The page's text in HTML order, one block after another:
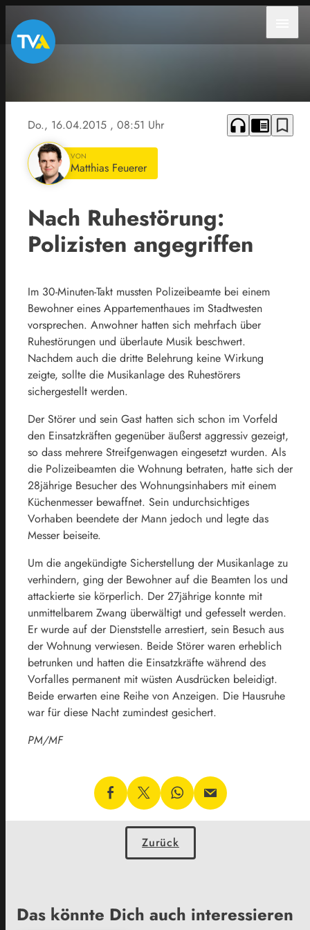
Do., 16.04.2015 , 08:51 Uhr headphones chrome_reader_mode bookmark_border
VON
Matthias Feuerer
Nach Ruhestörung:
Polizisten angegriffen
Im 30-Minuten-Takt mussten Polizeibeamte bei einem
Bewohner eines Appartementhaues im Stadtwesten
vorsprechen. Anwohner hatten sich mehrfach über
Ruhestörungen und überlaute Musik beschwert.
Nachdem auch die dritte Belehrung keine Wirkung
zeigte, sollte die Musikanlage des Ruhestörers
sichergestellt werden.
Der Störer und sein Gast hatten sich schon im Vorfeld
den Einsatzkräften gegenüber äußerst aggressiv gezeigt,
so dass mehrere Streifgenwagen eingesetzt wurden. Als
die Polizeibeamten die Wohnung betraten, hatte sich der
28jährige Besucher des Wohnungsinhabers mit einem
Küchenmesser bewaffnet. Sein undurchsichtiges
Vorhaben beendete der Mann jedoch und legte das
Messer beiseite.
Um die angekündigte Sicherstellung der Musikanlage zu
verhindern, ging der Bewohner auf die Beamten los und
attackierte sie körperlich. Der 27jährige konnte mit
unmittelbarem Zwang überwältigt und gefesselt werden.
Er wurde auf der Dienststelle arrestiert, sein Besuch aus
der Wohnung verwiesen. Beide Störer waren erheblich
betrunken und hatten die Einsatzkräfte während des
Vorfalles permanent mit wüsten Ausdrücken beleidigt.
Beide erwarten eine Reihe von Anzeigen. Die Hausruhe
war für diese Nacht zumindest gesichert.
PM/MF
Zurück
Das könnte Dich auch interessieren